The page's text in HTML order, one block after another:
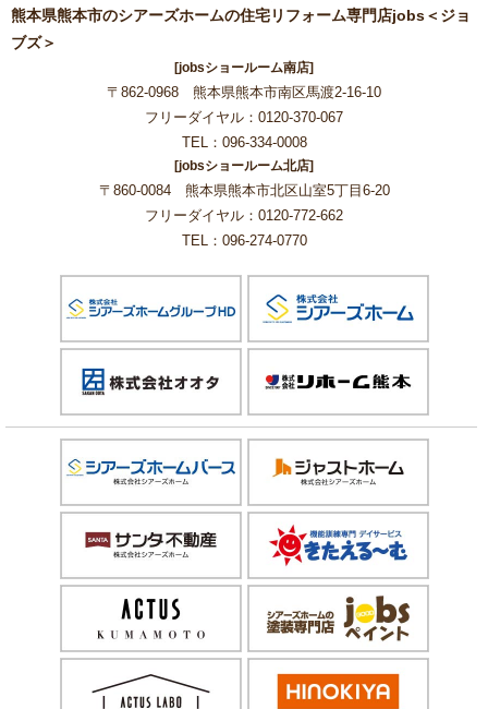
熊本県熊本市のシアーズホームの住宅リフォーム専門店jobs＜ジョ
ブズ＞
[jobsショールーム南店]
〒862-0968 熊本県熊本市南区馬渡2-16-10
フリーダイヤル：0120-370-067
TEL：096-334-0008
[jobsショールーム北店]
〒860-0084 熊本県熊本市北区山室5丁目6-20
フリーダイヤル：0120-772-662
TEL：096-274-0770